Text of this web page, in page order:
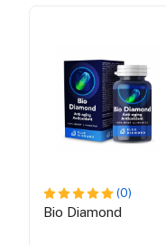
(0)
Bio Diamond